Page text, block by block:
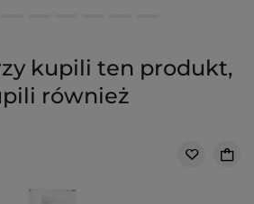
kupili ten produkt,
również